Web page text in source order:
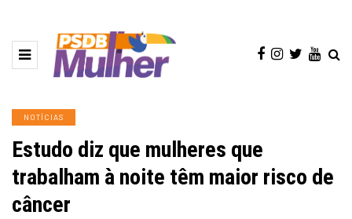
NOTÍCIAS
Estudo diz que mulheres que
trabalham à noite têm maior risco de
câncer